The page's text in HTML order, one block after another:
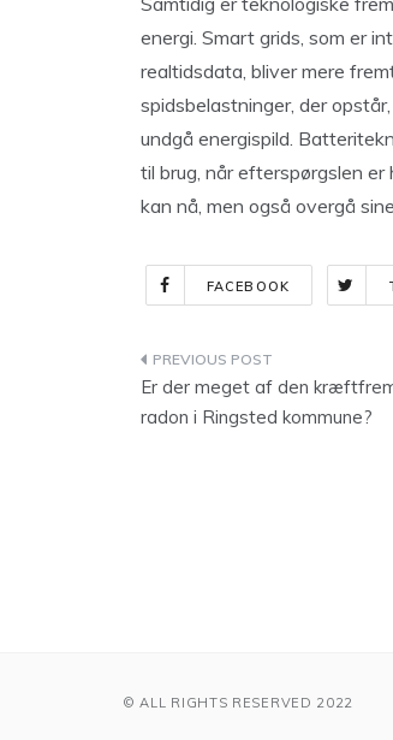
energi. Smart grids, som er
realtidsdata, bliver mere
spidsbelastninger, der
undgå energispild.
til brug, når efterspørgslen
kan nå, men også overgå
FACEBOOK
Indlægsnavigation
Er der meget af den
radon i Ringsted kommune?
© ALL RIGHTS RESERVED 2022